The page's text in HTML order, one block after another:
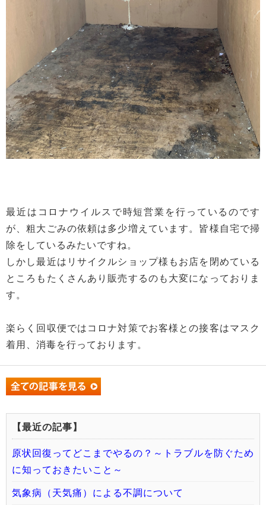
最近はコロナウイルスで時短営業を行っているのです
が、粗大ごみの依頼は多少増えています。皆様自宅で掃
除をしているみたいですね。
しかし最近はリサイクルショップ様もお店を閉めている
ところもたくさんあり販売するのも大変になっておりま
す。
楽らく回収便ではコロナ対策でお客様との接客はマスク
着用、消毒を行っております。
【最近の記事】
原状回復ってどこまでやるの？～トラブルを防ぐため
に知っておきたいこと～
気象病（天気痛）による不調について